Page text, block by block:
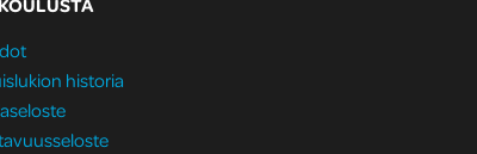
historia